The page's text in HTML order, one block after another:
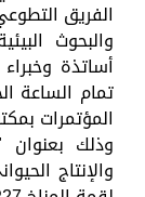
الفريق
والبحوث
تمام الساعة
المؤتمرات
وذلك بعنوان
والإنتاج